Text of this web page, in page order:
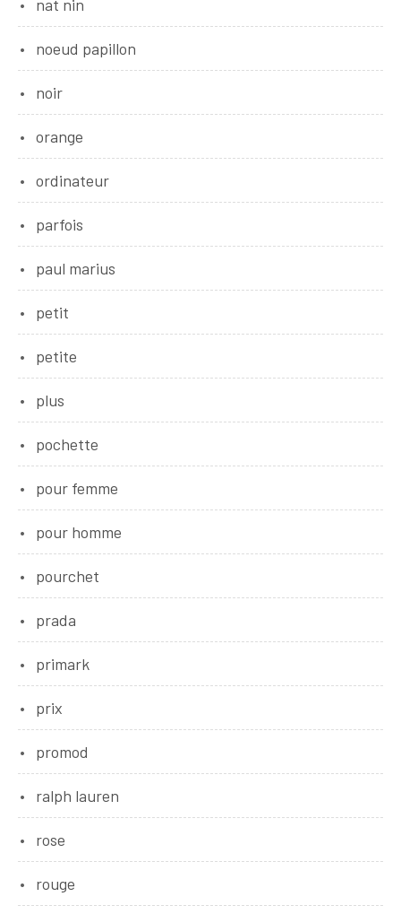
nat nin
noeud papillon
noir
orange
ordinateur
parfois
paul marius
petit
petite
plus
pochette
pour femme
pour homme
pourchet
prada
primark
prix
promod
ralph lauren
rose
rouge